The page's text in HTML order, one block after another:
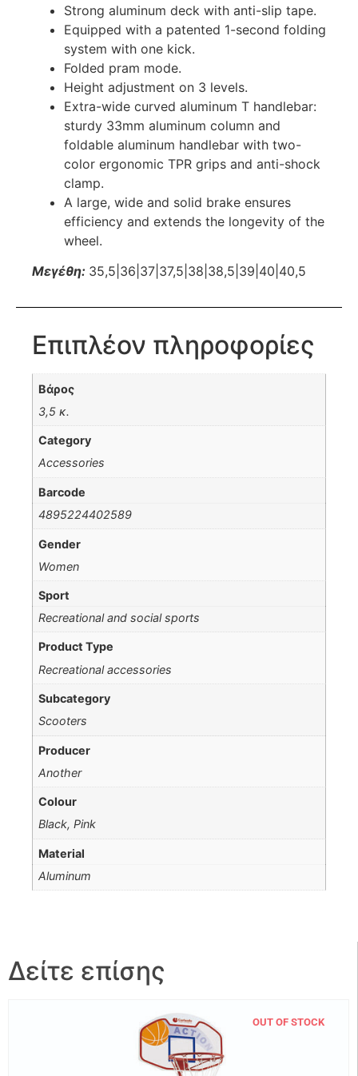
Δείτε επίσης
OUT OF STOCK
Strong aluminum deck with anti-slip tape.
Equipped with a patented 1-second folding
system with one kick.
Folded pram mode.
Height adjustment on 3 levels.
Extra-wide curved aluminum T handlebar:
sturdy 33mm aluminum column and
foldable aluminum handlebar with two-
color ergonomic TPR grips and anti-shock
clamp.
A large, wide and solid brake ensures
efficiency and extends the longevity of the
wheel.
Μεγέθη: 35,5|36|37|37,5|38|38,5|39|40|40,5
Επιπλέον πληροφορίες
Βάρος
3,5 κ.
Category
Accessories
Barcode
4895224402589
Gender
Women
Sport
Recreational and social sports
Product Type
Recreational accessories
Subcategory
Scooters
Producer
Another
Colour
Black, Pink
Material
Aluminum